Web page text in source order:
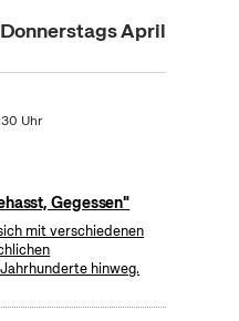
April
Uhr
Gegessen"
mit verschiedenen
hinweg.